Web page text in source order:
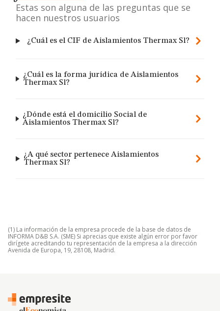
Estas son alguna de las preguntas que se
hacen nuestros usuarios
¿Cuál es el CIF de Aislamientos Thermax Sl?
¿Cuál es la forma jurídica de Aislamientos
Thermax Sl?
¿Dónde está el domicilio Social de
Aislamientos Thermax Sl?
¿A qué sector pertenece Aislamientos
Thermax Sl?
(1) La información de la empresa procede de la base de datos de
INFORMA D&B S.A. (SME) Si aprecias que existe algún error por favor
dirígete acreditando tu representación de la empresa a la dirección
Avenida de Europa, 19, 28108, Madrid.